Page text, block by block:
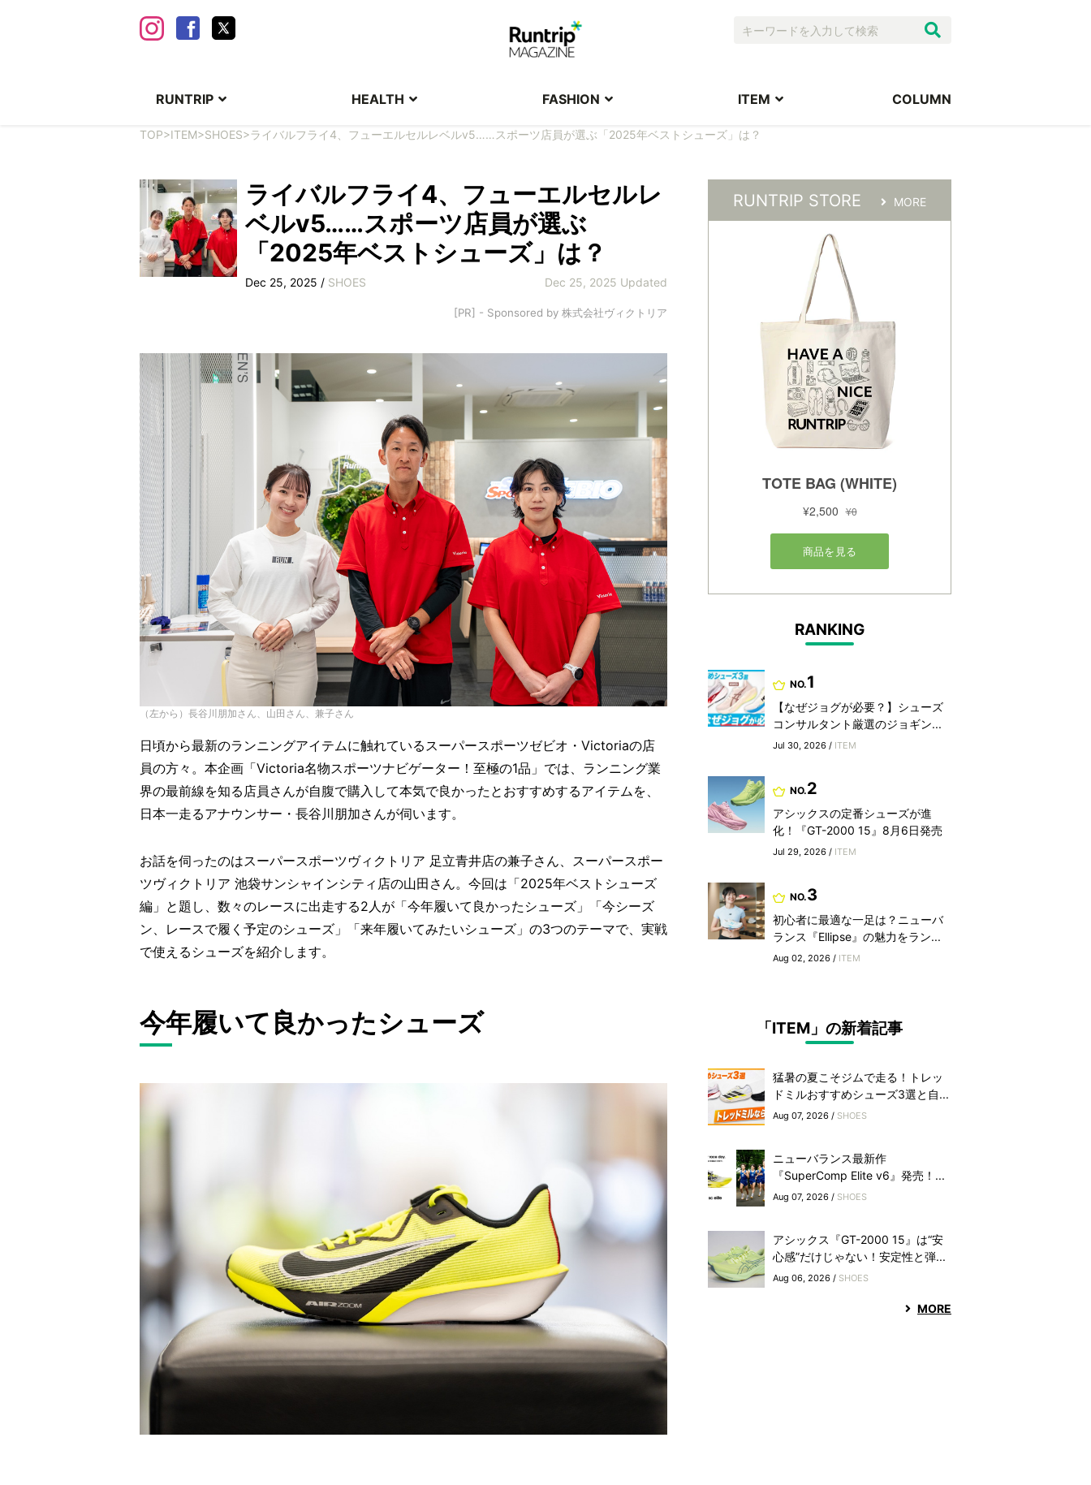
RUNTRIP HEALTH FASHION ITEM COLUMN
TOP>ITEM>SHOES>ライバルフライ4、フューエルセルレベルv5……スポーツ店員が選ぶ「2025年ベストシューズ」は？
ライバルフライ4、フューエルセルレ
ベルv5……スポーツ店員が選ぶ
「2025年ベストシューズ」は？
Dec 25, 2025 / SHOES Dec 25, 2025 Updated
[PR] - Sponsored by 株式会社ヴィクトリア
（左から）長谷川朋加さん、山田さん、兼子さん
日頃から最新のランニングアイテムに触れているスーパースポーツゼビオ・Victoriaの店
員の方々。本企画「Victoria名物スポーツナビゲーター！至極の1品」では、ランニング業
界の最前線を知る店員さんが自腹で購入して本気で良かったとおすすめするアイテムを、
日本一走るアナウンサー・長谷川朋加さんが伺います。
お話を伺ったのはスーパースポーツヴィクトリア 足立青井店の兼子さん、スーパースポー
ツヴィクトリア 池袋サンシャインシティ店の山田さん。今回は「2025年ベストシューズ
編」と題し、数々のレースに出走する2人が「今年履いて良かったシューズ」「今シーズ
ン、レースで履く予定のシューズ」「来年履いてみたいシューズ」の3つのテーマで、実戦
で使えるシューズを紹介します。
今年履いて良かったシューズ
RUNTRIP STORE MORE
RANKING
NO.1
【なぜジョグが必要？】シューズ
コンサルタント厳選のジョギン...
Jul 30, 2026 / ITEM
NO.2
アシックスの定番シューズが進
化！『GT-2000 15』8月6日発売
Jul 29, 2026 / ITEM
NO.3
初心者に最適な一足は？ニューバ
ランス『Ellipse』の魅力をラン...
Aug 02, 2026 / ITEM
「ITEM」の新着記事
猛暑の夏こそジムで走る！トレッ
ドミルおすすめシューズ3選と自...
Aug 07, 2026 / SHOES
ニューバランス最新作
『SuperComp Elite v6』発売！...
Aug 07, 2026 / SHOES
アシックス『GT-2000 15』は“安
心感”だけじゃない！安定性と弾...
Aug 06, 2026 / SHOES
MORE